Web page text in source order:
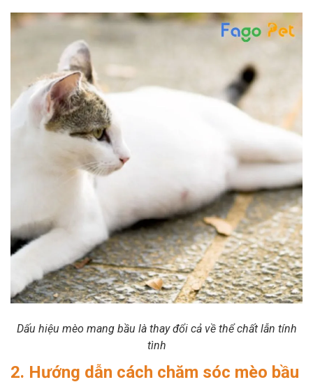
Dấu hiệu mèo mang bầu là thay đổi cả về thể chất lẫn tính
tình
2. Hướng dẫn cách chăm sóc mèo bầu